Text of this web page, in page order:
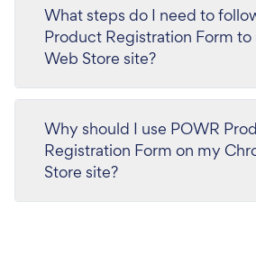
What steps do I need to
Product Registration Form to my Chrome
Web Store site?
Why should I use POWR
Registration Form on my Chrome Web
Store site?